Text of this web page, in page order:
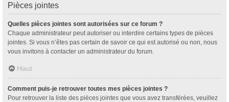
Pièces jointes
Quelles pièces jointes sont autorisées sur ce forum ?
Chaque administrateur peut autoriser ou interdire certains types de pièces
jointes. Si vous n’êtes pas certain de savoir ce qui est autorisé ou non, nous
vous invitons à contacter un administrateur du forum.
Haut
Comment puis-je retrouver toutes mes pièces jointes ?
Pour retrouver la liste des pièces jointes que vous avez transférées, veuillez